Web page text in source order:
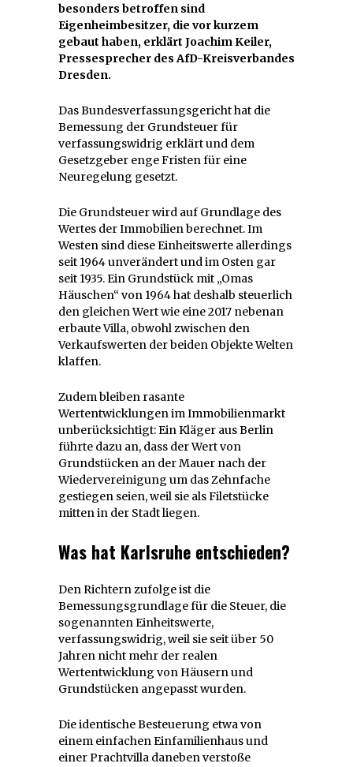
besonders betroffen sind
Eigenheimbesitzer, die vor kurzem
gebaut haben, erklärt Joachim Keiler,
Pressesprecher des AfD-Kreisverbandes
Dresden.
Das Bundesverfassungsgericht hat die
Bemessung der Grundsteuer für
verfassungswidrig erklärt und dem
Gesetzgeber enge Fristen für eine
Neuregelung gesetzt.
Die Grundsteuer wird auf Grundlage des
Wertes der Immobilien berechnet. Im
Westen sind diese Einheitswerte allerdings
seit 1964 unverändert und im Osten gar
seit 1935. Ein Grundstück mit „Omas
Häuschen“ von 1964 hat deshalb steuerlich
den gleichen Wert wie eine 2017 nebenan
erbaute Villa, obwohl zwischen den
Verkaufswerten der beiden Objekte Welten
klaffen.
Zudem bleiben rasante
Wertentwicklungen im Immobilienmarkt
unberücksichtigt: Ein Kläger aus Berlin
führte dazu an, dass der Wert von
Grundstücken an der Mauer nach der
Wiedervereinigung um das Zehnfache
gestiegen seien, weil sie als Filetstücke
mitten in der Stadt liegen.
Was hat Karlsruhe entschieden?
Den Richtern zufolge ist die
Bemessungsgrundlage für die Steuer, die
sogenannten Einheitswerte,
verfassungswidrig, weil sie seit über 50
Jahren nicht mehr der realen
Wertentwicklung von Häusern und
Grundstücken angepasst wurden.
Die identische Besteuerung etwa von
einem einfachen Einfamilienhaus und
einer Prachtvilla daneben verstoße